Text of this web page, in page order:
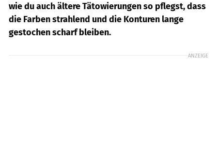
wie du auch ältere Tätowierungen so pflegst, dass
die Farben strahlend und die Konturen lange
gestochen scharf bleiben.
ANZEIGE